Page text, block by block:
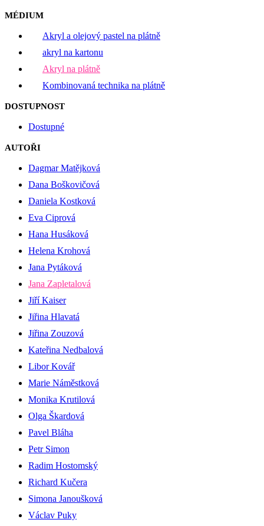
MÉDIUM
Akryl a olejový pastel na plátně
akryl na kartonu
Akryl na plátně
Kombinovaná technika na plátně
DOSTUPNOST
Dostupné
AUTOŘI
Dagmar Matějková
Dana Boškovičová
Daniela Kostková
Eva Ciprová
Hana Husáková
Helena Krohová
Jana Pytáková
Jana Zapletalová
Jiří Kaiser
Jiřina Hlavatá
Jiřina Zouzová
Kateřina Nedbalová
Libor Kovář
Marie Náměstková
Monika Krutilová
Olga Škardová
Pavel Bláha
Petr Simon
Radim Hostomský
Richard Kučera
Simona Janoušková
Václav Puky